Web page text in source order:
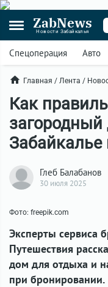
ZabNews
Новости Забайкалья
Спецоперация Авто
Главная / Лента /
Как
Забайкалье
Глеб Балабанов
30 июля 2025
Фото: freepik.com
Эксперты сервиса
Путешествия
дом для отдыха и
при бронировании.